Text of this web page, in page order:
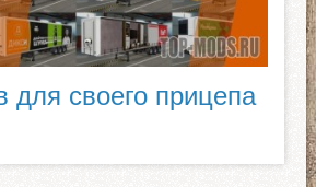
для своего прицепа